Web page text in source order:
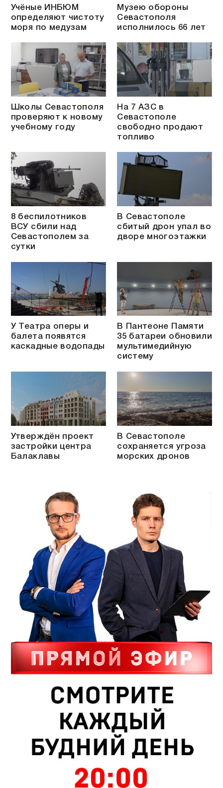
Учёные ИНБЮМ
определяют чистоту
моря по медузам
Музею обороны
Севастополя
исполнилось 66 лет
Школы Севастополя
проверяют к новому
учебному году
На 7 АЗС в
Севастополе
свободно продают
топливо
8 беспилотников
ВСУ сбили над
Севастополем за
сутки
В Севастополе
сбитый дрон упал во
дворе многоэтажки
У Театра оперы и
балета появятся
каскадные водопады
В Пантеоне Памяти
35 батареи обновили
мультимедийную
систему
Утверждён проект
застройки центра
Балаклавы
В Севастополе
сохраняется угроза
морских дронов